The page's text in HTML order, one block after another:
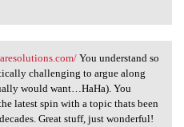
You understand so
challenging to argue along
would want…HaHa). You
latest spin with a topic thats been
Great stuff, just wonderful!